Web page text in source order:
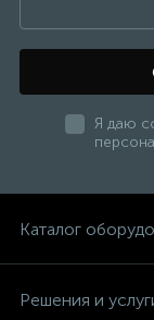
Я даю
Каталог
Решения и